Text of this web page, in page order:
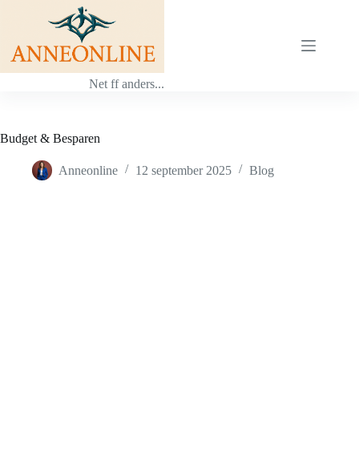
inhoud
Net ff anders...
Budget & Besparen
Anneonline 12 september 2025 Blog